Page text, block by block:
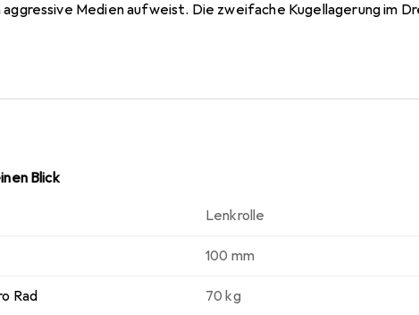
Medien aufweist. Die zweifache Kugellagerung im
für den Einsatz in Umgebungen, in denen eine hohe
wird. Die Kombination aus hochwertigem Material und
Wahl für industrielle Anwendungen.
Blick
Lenkrolle
100 mm
Rad 70 kg